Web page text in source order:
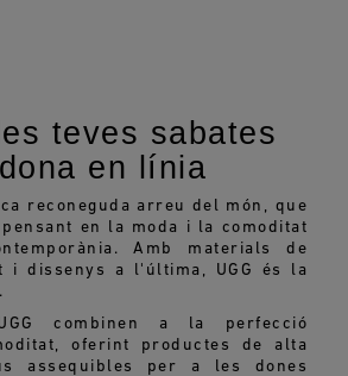
teves sabates
en línia
reconeguda arreu del món, que
en la moda i la comoditat
Amb materials de
i dissenys a l'última, UGG és la
combinen a la perfecció
oferint productes de alta
assequibles per a les dones